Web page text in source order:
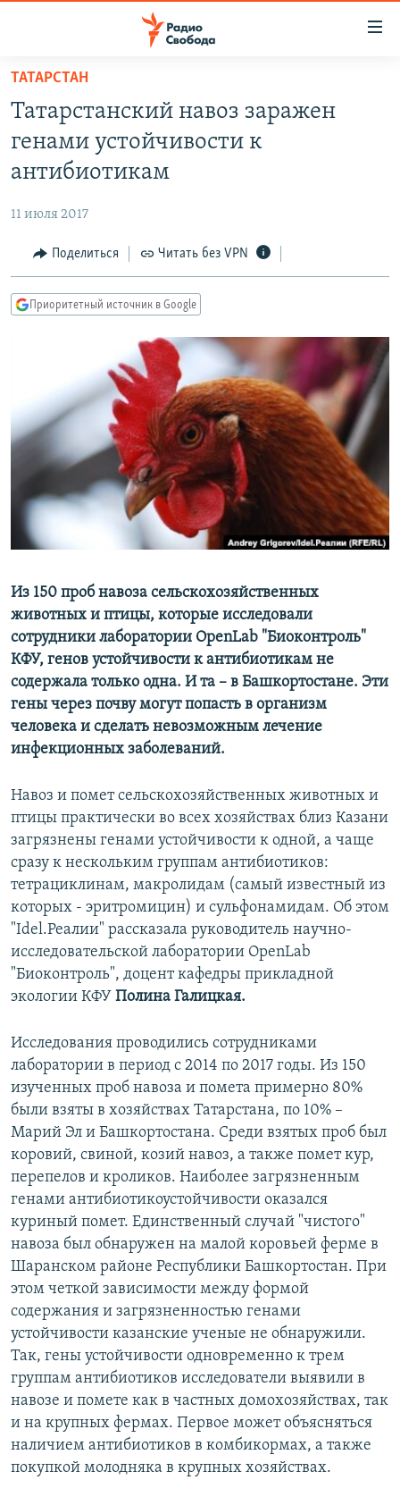
упрощенного
доступа
основному
Вернутся
Вернутся
ПОДКАСТЫ
АВТОРСКИЕ ПРОЕКТЫ
МНЕНИЯ
КУЛЬТУРА
КАВКАЗ.РЕАЛИИ
СИБИРЬ.РЕАЛИИ
РАСПИСАНИЕ ВЕЩАНИЯ
ПОДПИШИТЕСЬ НА РАССЫЛКУ
СОЦИАЛЬНЫЕ СЕТИ
Все сайты РСЕ/РС
ТАТАРСТАН
Татарстанский навоз заражен
генами устойчивости к
антибиотикам
11 июля 2017
Поделиться Читать без VPN
Приоритетный источник в Google
Из 150 проб навоза сельскохозяйственных
животных и птицы, которые исследовали
сотрудники лаборатории OpenLab "Биоконтроль"
КФУ, генов устойчивости к антибиотикам не
содержала только одна. И та – в Башкортостане. Эти
гены через почву могут попасть в организм
человека и сделать невозможным лечение
инфекционных заболеваний.
Навоз и помет сельскохозяйственных животных и
птицы практически во всех хозяйствах близ Казани
загрязнены генами устойчивости к одной, а чаще
сразу к нескольким группам антибиотиков:
тетрациклинам, макролидам (самый известный из
которых - эритромицин) и сульфонамидам. Об этом
"Idel.Реалии" рассказала руководитель научно-
исследовательской лаборатории OpenLab
"Биоконтроль", доцент кафедры прикладной
экологии КФУ Полина Галицкая.
Исследования проводились сотрудниками
лаборатории в период с 2014 по 2017 годы. Из 150
изученных проб навоза и помета примерно 80%
были взяты в хозяйствах Татарстана, по 10% –
Марий Эл и Башкортостана. Среди взятых проб был
коровий, свиной, козий навоз, а также помет кур,
перепелов и кроликов. Наиболее загрязненным
генами антибиотикоустойчивости оказался
куриный помет. Единственный случай "чистого"
навоза был обнаружен на малой коровьей ферме в
Шаранском районе Республики Башкортостан. При
этом четкой зависимости между формой
содержания и загрязненностью генами
устойчивости казанские ученые не обнаружили.
Так, гены устойчивости одновременно к трем
группам антибиотиков исследователи выявили в
навозе и помете как в частных домохозяйствах, так
и на крупных фермах. Первое может объясняться
наличием антибиотиков в комбикормах, а также
покупкой молодняка в крупных хозяйствах.